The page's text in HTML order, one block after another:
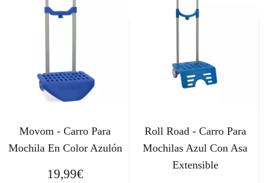
Movom - Carro Para
Mochila En Color Azulón
19,99€
Roll Road - Carro Para
Mochilas Azul Con Asa
Extensible